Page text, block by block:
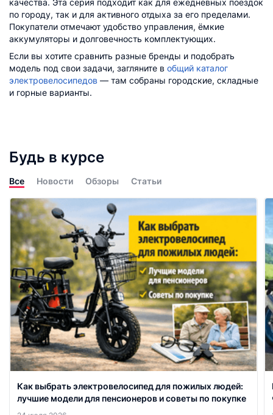
качества. Эта серия подходит как для ежедневных поездок
по городу, так и для активного отдыха за его пределами.
Покупатели отмечают удобство управления, ёмкие
аккумуляторы и долговечность комплектующих.
Если вы хотите сравнить разные бренды и подобрать
модель под свои задачи, загляните в общий каталог
электровелосипедов — там собраны городские, складные
и горные варианты.
Будь в курсе
Все Новости Обзоры Статьи
Как выбрать электровелосипед для пожилых людей:
лучшие модели для пенсионеров и советы по покупке